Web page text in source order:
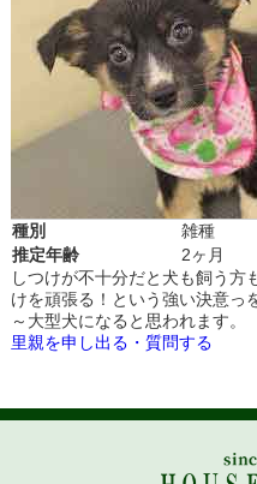
種別 雑種
推定年齢
2ヶ月
しつけが不十分だと犬も飼う方
けを頑張る！という強い決意っ
～大型犬になると思われます。
里親を申し出る・質問する